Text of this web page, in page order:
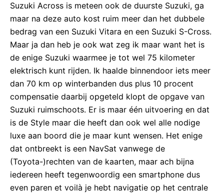
Suzuki Across is meteen ook de duurste Suzuki, ga
maar na deze auto kost ruim meer dan het dubbele
bedrag van een Suzuki Vitara en een Suzuki S-Cross.
Maar ja dan heb je ook wat zeg ik maar want het is
de enige Suzuki waarmee je tot wel 75 kilometer
elektrisch kunt rijden. Ik haalde binnendoor iets meer
dan 70 km op winterbanden dus plus 10 procent
compensatie daarbij opgeteld klopt de opgave van
Suzuki ruimschoots. Er is maar één uitvoering en dat
is de Style maar die heeft dan ook wel alle nodige
luxe aan boord die je maar kunt wensen. Het enige
dat ontbreekt is een NavSat vanwege de
(Toyota-)rechten van de kaarten, maar ach bijna
iedereen heeft tegenwoordig een smartphone dus
even paren et voilà je hebt navigatie op het centrale